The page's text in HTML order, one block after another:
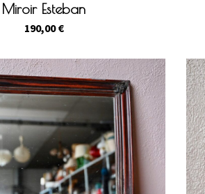
Miroir Esteban
190,00€